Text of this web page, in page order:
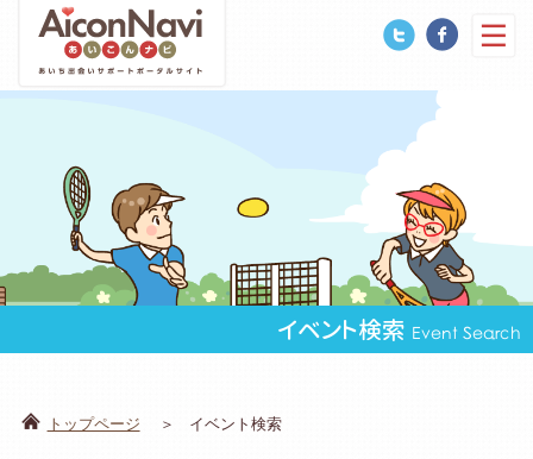
イベント検索 Event Search
トップページ イベント検索